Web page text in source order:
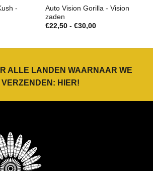
-
Auto Vision Gorilla - Vision
zaden
€22,50 - €30,00Prijsklasse:
ALLE LANDEN WAARNAAR WE
VERZENDEN: HIER!